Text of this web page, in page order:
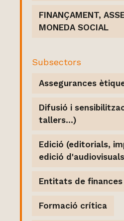
FINANÇAMENT,
MONEDA SOCIAL
Subsectors
Assegurances
Difusió i
tallers...)
Edició (editorials,
edició
Entitats de
Formació crítica